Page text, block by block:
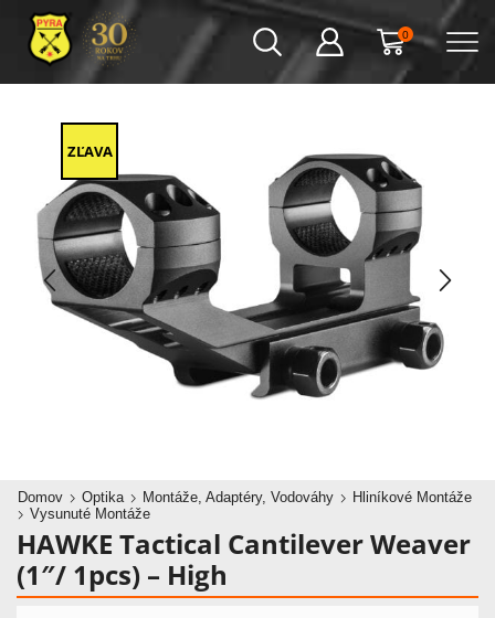
0
ZĽAVA
Domov Optika Montáže, Adaptéry, Vodováhy
Hliníkové Montáže
Vysunuté Montáže
HAWKE Tactical Cantilever Weaver
(1″/ 1pcs) – High